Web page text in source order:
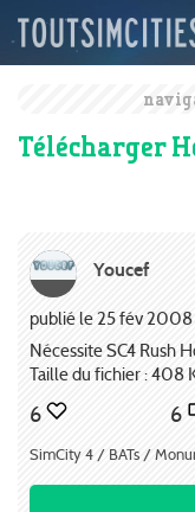
Télécharger
Youcef
publié le 25 fév 2008
Nécessite SC4 Rush
Taille du fichier : 408
6 6
SimCity 4 / BATs /